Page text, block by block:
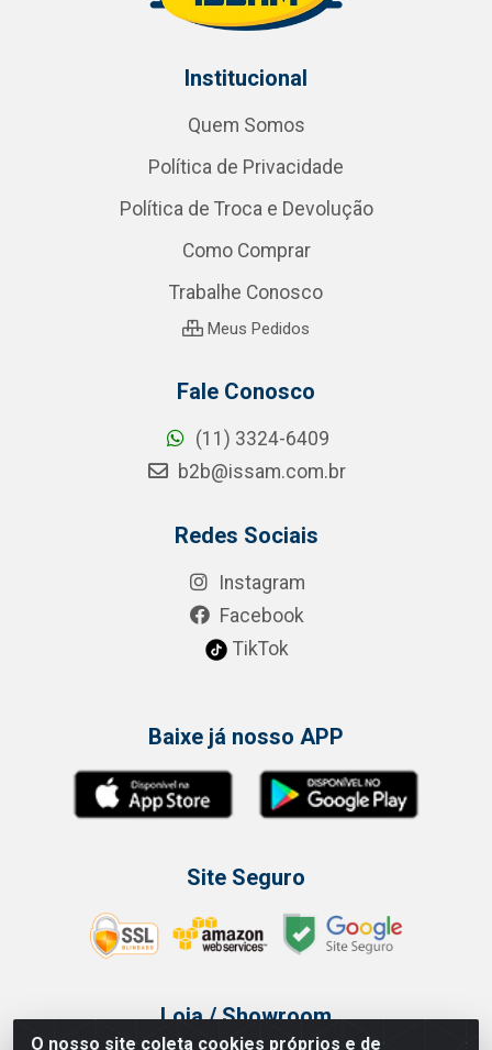
O nosso site coleta cookies próprios e de
Institucional
Quem Somos
Política de Privacidade
Política de Troca e Devolução
Como Comprar
Trabalhe Conosco
Meus Pedidos
Fale Conosco
(11) 3324-6409
b2b@issam.com.br
Redes Sociais
Instagram
Facebook
TikTok
Baixe já nosso APP
Site Seguro
Loja / Showroom